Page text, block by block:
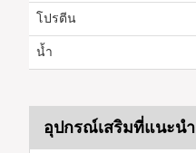
โปรตีน
น้ำ
อุปกรณ์เสริมที่แนะนำ